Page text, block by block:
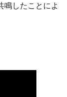
鳴したことによ